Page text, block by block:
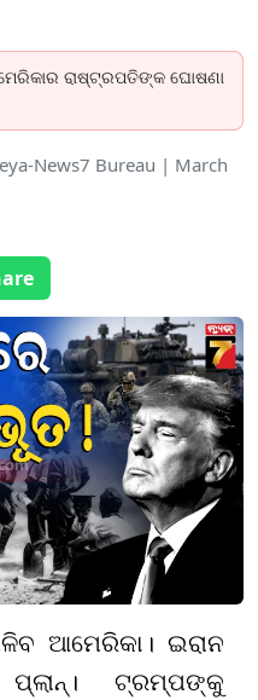
ରାଷ୍ଟ୍ରପତିଙ୍କ ଘୋଷଣା
News7 Bureau | March
ଆମେରିକା। ଇରାନ
ଟ୍ରମ୍ପଙ୍କୁ